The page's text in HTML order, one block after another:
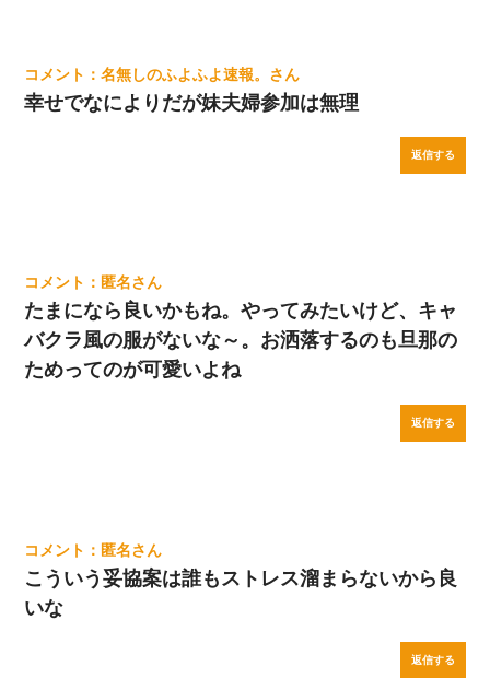
名無しのふよふよ速報。
幸せでなによりだが妹夫婦参加は無理
返信する
匿名
たまになら良いかもね。やってみたいけど、キャ
バクラ風の服がないな～。お洒落するのも旦那の
ためってのが可愛いよね
返信する
匿名
こういう妥協案は誰もストレス溜まらないから良
いな
返信する